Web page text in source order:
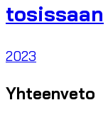
tosissaan
2023
Yhteenveto